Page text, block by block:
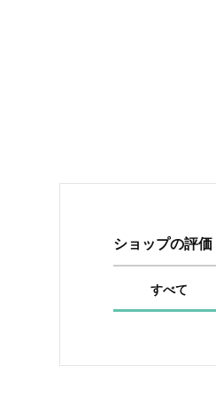
ショップの評価
すべて